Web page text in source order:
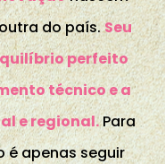
do país.Seu
perfeito
técnico e a
e regional.Para
é apenas seguir